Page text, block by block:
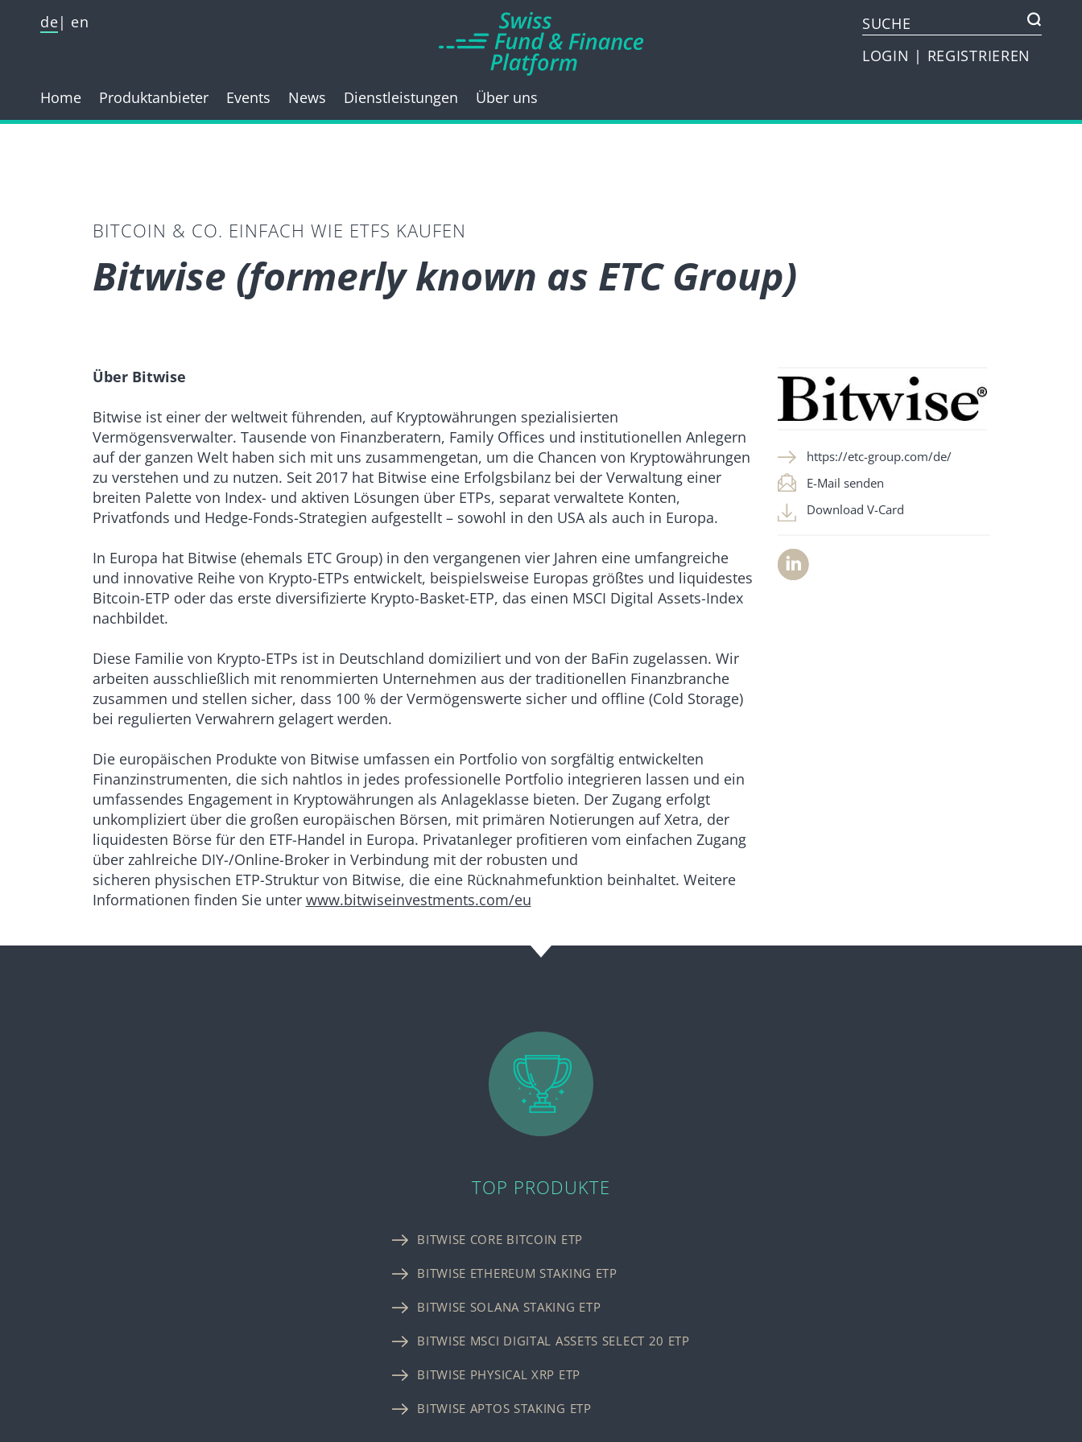
de
en
LOGIN | REGISTRIEREN
Home Produktanbieter Events News Dienstleistungen Über uns
BITCOIN & CO. EINFACH WIE ETFS KAUFEN
Bitwise (formerly known as ETC Group)
Über Bitwise
Bitwise ist einer der weltweit führenden, auf Kryptowährungen spezialisierten
Vermögensverwalter. Tausende von Finanzberatern, Family Offices und institutionellen Anlegern
auf der ganzen Welt haben sich mit uns zusammengetan, um die Chancen von Kryptowährungen
zu verstehen und zu nutzen. Seit 2017 hat Bitwise eine Erfolgsbilanz bei der Verwaltung einer
breiten Palette von Index- und aktiven Lösungen über ETPs, separat verwaltete Konten,
Privatfonds und Hedge-Fonds-Strategien aufgestellt – sowohl in den USA als auch in Europa.
In Europa hat Bitwise (ehemals ETC Group) in den vergangenen vier Jahren eine umfangreiche
und innovative Reihe von Krypto-ETPs entwickelt, beispielsweise Europas größtes und liquidestes
Bitcoin-ETP oder das erste diversifizierte Krypto-Basket-ETP, das einen MSCI Digital Assets-Index
nachbildet.
Diese Familie von Krypto-ETPs ist in Deutschland domiziliert und von der BaFin zugelassen. Wir
arbeiten ausschließlich mit renommierten Unternehmen aus der traditionellen Finanzbranche
zusammen und stellen sicher, dass 100 % der Vermögenswerte sicher und offline (Cold Storage)
bei regulierten Verwahrern gelagert werden.
Die europäischen Produkte von Bitwise umfassen ein Portfolio von sorgfältig entwickelten
Finanzinstrumenten, die sich nahtlos in jedes professionelle Portfolio integrieren lassen und ein
umfassendes Engagement in Kryptowährungen als Anlageklasse bieten. Der Zugang erfolgt
unkompliziert über die großen europäischen Börsen, mit primären Notierungen auf Xetra, der
liquidesten Börse für den ETF-Handel in Europa. Privatanleger profitieren vom einfachen Zugang
über zahlreiche DIY-/Online-Broker in Verbindung mit der robusten und
sicheren physischen ETP-Struktur von Bitwise, die eine Rücknahmefunktion beinhaltet. Weitere
Informationen finden Sie unter www.bitwiseinvestments.com/eu
https://etc-group.com/de/
E-Mail senden
Download V-Card
TOP PRODUKTE
BITWISE CORE BITCOIN ETP
BITWISE ETHEREUM STAKING ETP
BITWISE SOLANA STAKING ETP
BITWISE MSCI DIGITAL ASSETS SELECT 20 ETP
BITWISE PHYSICAL XRP ETP
BITWISE APTOS STAKING ETP